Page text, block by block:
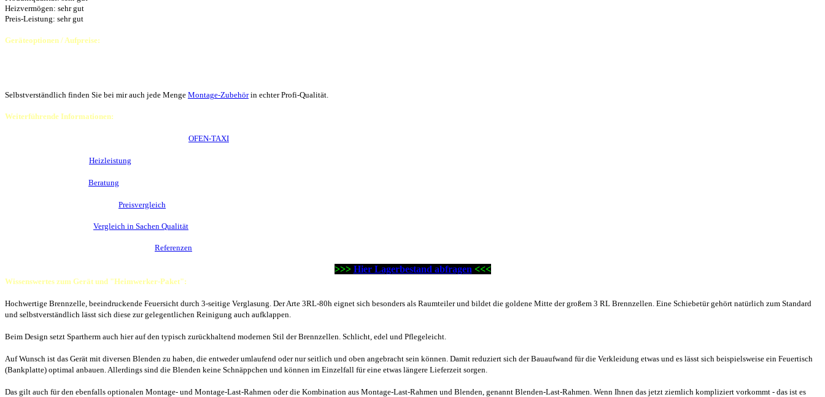
Heizvermögen: sehr gut
Preis-Leistung: sehr gut
Geräteoptionen / Aufpreise:
Selbstverständlich finden Sie bei mir auch jede Menge Montage-Zubehörin echter Profi-Qualität.
Weiterführende Informationen:
OFEN-TAXI
Heizleistung
Beratung
Preisvergleich
Vergleich in Sachen Qualität
Referenzen
>>> Hier Lagerbestand abfragen <<<
Wissenswertes zum Gerät und "Heimwerker-Paket":
Hochwertige Brennzelle, beeindruckende Feuersicht durch 3-seitige Verglasung. Der Arte 3RL-80h eignet sich besonders als Raumteiler und bildet die goldene Mitte der großem 3 RL Brennzellen. Eine Schiebetür gehört natürlich zum Standard
und selbstverständlich lässt sich diese zur gelegentlichen Reinigung auch aufklappen.
Beim Design setzt Spartherm auch hier auf den typisch zurückhaltend modernen Stil der Brennzellen. Schlicht, edel und Pflegeleicht.
Auf Wunsch ist das Gerät mit diversen Blenden zu haben, die entweder umlaufend oder nur seitlich und oben angebracht sein können. Damit reduziert sich der Bauaufwand für die Verkleidung etwas und es lässt sich beispielsweise ein Feuertisch
(Bankplatte) optimal anbauen. Allerdings sind die Blenden keine Schnäppchen und können im Einzelfall für eine etwas längere Lieferzeit sorgen.
Das gilt auch für den ebenfalls optionalen Montage- und Montage-Last-Rahmen oder die Kombination aus Montage-Last-Rahmen und Blenden, genannt Blenden-Last-Rahmen. Wenn Ihnen das jetzt ziemlich kompliziert vorkommt - das ist es